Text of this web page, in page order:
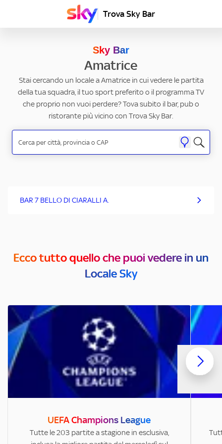
Trova Sky Bar
Sky Bar
Amatrice
Stai cercando un locale a Amatrice in cui vedere le partita
della tua squadra, il tuo sport preferito o il programma TV
che proprio non vuoi perdere? Tova subito il bar, pub o
ristorante più vicino con Trova Sky Bar.
BAR 7 BELLO DI CIARALLI A.
Ecco tutto quello che puoi vedere in un
Locale Sky
UEFA Champions League
Tutte le 203 partite a stagione in esclusiva,